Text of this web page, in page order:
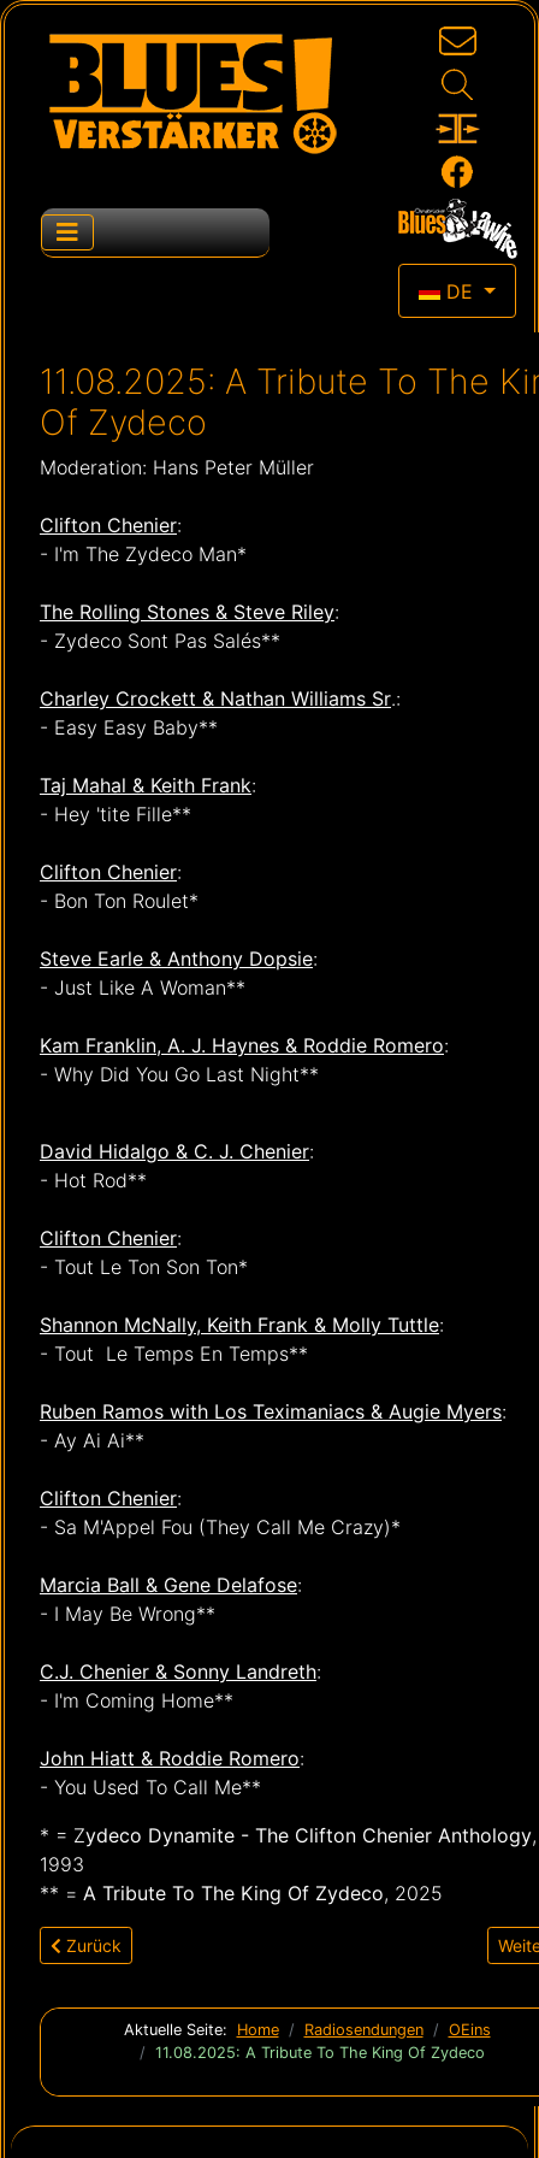
DE
11.08.2025: A Tribute To The
Of Zydeco
Moderation: Hans Peter Müller
Clifton Chenier:
- I'm The Zydeco Man*
The Rolling Stones & Steve Riley:
- Zydeco Sont Pas Salés**
Charley Crockett & Nathan Williams Sr.:
- Easy Easy Baby**
Taj Mahal & Keith Frank:
- Hey 'tite Fille**
Clifton Chenier:
- Bon Ton Roulet*
Steve Earle & Anthony Dopsie:
- Just Like A Woman**
Kam Franklin, A. J. Haynes & Roddie Romero:
- Why Did You Go Last Night**
David Hidalgo & C. J. Chenier:
- Hot Rod**
Clifton Chenier:
- Tout Le Ton Son Ton*
Shannon McNally, Keith Frank & Molly Tuttle:
- Tout Le Temps En Temps**
Ruben Ramos with Los Teximaniacs & Augie Myers:
- Ay Ai Ai**
Clifton Chenier:
- Sa M'Appel Fou (They Call Me Crazy)*
Marcia Ball & Gene Delafose:
- I May Be Wrong**
C.J. Chenier & Sonny Landreth:
- I'm Coming Home**
John Hiatt & Roddie Romero:
- You Used To Call Me**
* = Zydeco Dynamite - The Clifton Chenier Anthology,
1993
** = A Tribute To The King Of Zydeco, 2025
Vorheriger Beitrag: 25.08.2025: Bruce Katz Band, Mark
Zurück
Aktuelle Seite: Home Radiosendungen
OEins
11.08.2025: A Tribute To The King Of Zydeco